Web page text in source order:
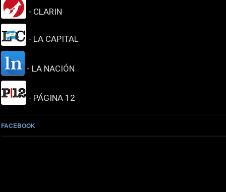
- CLARIN
- LA CAPITAL
- LA NACIÓN
- PÁGINA 12
FACEBOOK